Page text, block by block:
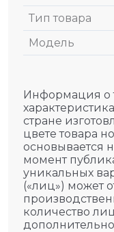
Тип товара
Модель
Информация о
стране
цвете товара
основывается
момент
уникальных
(«лиц») может
количество